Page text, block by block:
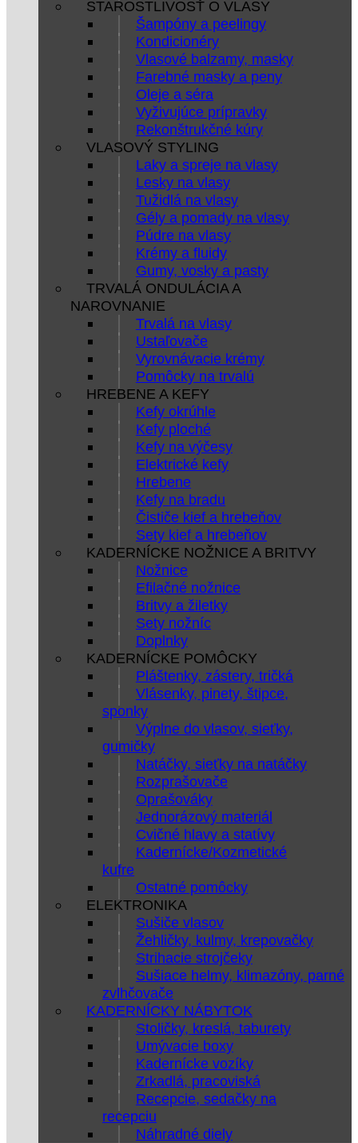
STAROSTLIVOSŤ O VLASY
Šampóny a peelingy
Kondicionéry
Vlasové balzamy, masky
Farebné masky a peny
Oleje a séra
Vyživujúce prípravky
Rekonštrukčné kúry
VLASOVÝ STYLING
Laky a spreje na vlasy
Lesky na vlasy
Tužidlá na vlasy
Gély a pomady na vlasy
Púdre na vlasy
Krémy a fluidy
Gumy, vosky a pasty
TRVALÁ ONDULÁCIA A
NAROVNANIE
Trvalá na vlasy
Ustaľovače
Vyrovnávacie krémy
Pomôcky na trvalú
HREBENE A KEFY
Kefy okrúhle
Kefy ploché
Kefy na výčesy
Elektrické kefy
Hrebene
Kefy na bradu
Čističe kief a hrebeňov
Sety kief a hrebeňov
KADERNÍCKE NOŽNICE A BRITVY
Nožnice
Efilačné nožnice
Britvy a žiletky
Sety nožníc
Doplnky
KADERNÍCKE POMÔCKY
Pláštenky, zástery, tričká
Vlásenky, pinety, štipce,
sponky
Výplne do vlasov, sieťky,
gumičky
Natáčky, sieťky na natáčky
Rozprašovače
Oprašováky
Jednorázový materiál
Cvičné hlavy a statívy
Kadernícke/Kozmetické
kufre
Ostatné pomôcky
ELEKTRONIKA
Sušiče vlasov
Žehličky, kulmy, krepovačky
Strihacie strojčeky
Sušiace helmy, klimazóny, parné
zvlhčovače
KADERNÍCKY NÁBYTOK
Stoličky, kreslá, taburety
Umývacie boxy
Kadernícke vozíky
Zrkadlá, pracoviská
Recepcie, sedačky na
recepciu
Náhradné diely